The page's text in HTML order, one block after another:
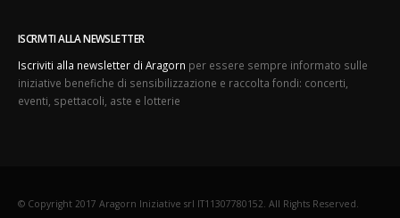
ISCRIVITI ALLA NEWSLETTER
Iscriviti alla newsletter di Aragorn per essere sempre informato sulle
iniziative benefiche di sensibilizzazione e raccolta fondi: concerti,
eventi, spettacoli, aste e lotterie
© Copyright 2017 Aragorn Iniziative srl IT11307780152. All Rights Reserved.